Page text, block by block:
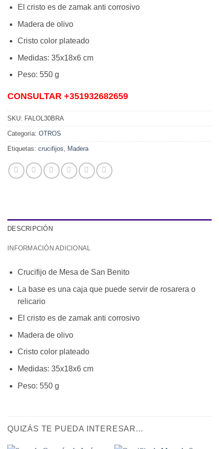
El cristo es de zamak anti corrosivo
Madera de olivo
Cristo color plateado
Medidas: 35x18x6 cm
Peso: 550 g
CONSULTAR +351932682659
SKU: FALOL30BRA
Categoría: OTROS
Etiquetas: crucifijos, Madera
DESCRIPCIÓN
INFORMACIÓN ADICIONAL
Crucifijo de Mesa de San Benito
La base es una caja que puede servir de rosarera o
relicario
El cristo es de zamak anti corrosivo
Madera de olivo
Cristo color plateado
Medidas: 35x18x6 cm
Peso: 550 g
QUIZÁS TE PUEDA INTERESAR...